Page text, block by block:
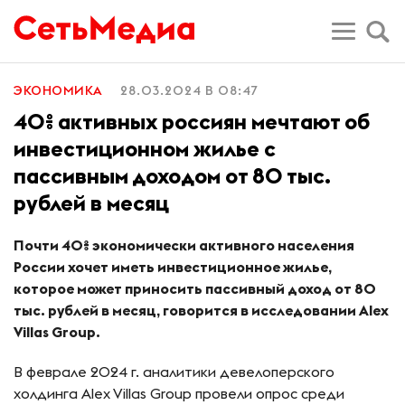
ЭКОНОМИКА 28.03.2024 В 08:47
40% активных россиян мечтают об
инвестиционном жилье с
пассивным доходом от 80 тыс.
рублей в месяц
Почти 40% экономически активного населения
России хочет иметь инвестиционное жилье,
которое может приносить пассивный доход от 80
тыс. рублей в месяц, говорится в исследовании Alex
Villas Group.
В феврале 2024 г. аналитики девелоперского
холдинга Alex Villas Group провели опрос среди